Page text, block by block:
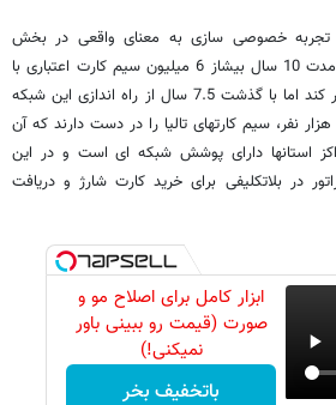
تجربه خصوصی ‏سازی به معنای واقعی در بخش
ارتباطات سیار بود قرار بود در مدت 10 سال بیشاز 6 میلیون سیم کارت اعتباری با
کدهای 0932 و 0933 وارد بازار کند اما با گذشت 7.5 سال از راه اندازی این شبکه
گفته می شود که کمتر از 200 هزار نفر، سیم کارتهای تالیا را در دست دارند که آن
استانها دارای پوشش شبکه ای است و در این
در بلاتکلیفی برای خرید کارت شارژ و دریافت
ابزار کامل برای اصلاح مو و
صورت (قیمت رو ببینی باور
نمیکنی!)
باتخفیف بخر